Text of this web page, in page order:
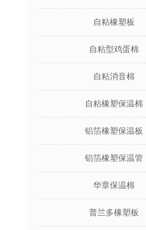
自粘橡塑板
自粘型鸡蛋棉
自粘消音棉
自粘橡塑保温棉
铝箔橡塑保温板
铝箔橡塑保温管
华章保温棉
普兰多橡塑板